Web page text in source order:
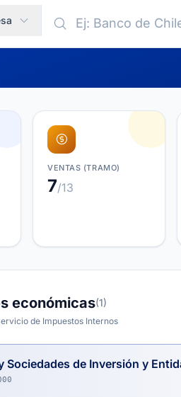
VENTAS (TRAMO)
7/13
económicas(1)
de Impuestos Internos
Sociedades de Inversión y